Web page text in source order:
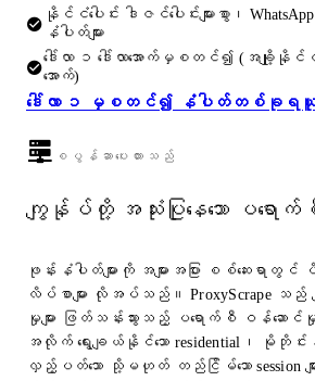
နိုင်ငံပေါင်း ဒါဇင်ပေါင်းများစွာ၊
နံပါတ်များ
ဒေါ်လာ ၁ ဒေါ်လာအောက်မှစတင်၍ (အချို့နိုင်ငံမ
အောက်)
ဒေါ်လာ ၁ မှစတင်၍ နံပါတ်တစ်ခုရယူ
စပွန်ဆာပေးထားသည်
ကျွန်ုပ်တို့ အသုံးပြုနေသော ပရေ
ဖုန်းနံပါတ်များကို အများအပြား စစ်ဆေး
လိပ်စာများ လိုအပ်သည်။ ProxyScrape
မှုများ ဖြတ်သန်းသွားသည့် ပရောက်စီ ဝန်ဆ
အလိုက် ရွေးချယ်နိုင်သော residential၊ မိုဘိုင်း
လှည့်ပတ်သော သို့မဟုတ် တည်ငြိမ်သော session မ